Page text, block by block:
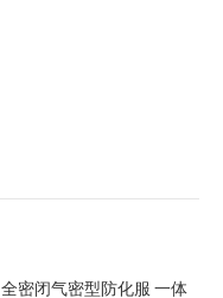
密闭气密型防化服 一体